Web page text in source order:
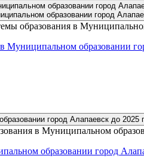
образовании город
образовании город
образования в
образовании
город Алапаевск до 2025
в Муниципальном
образовании город